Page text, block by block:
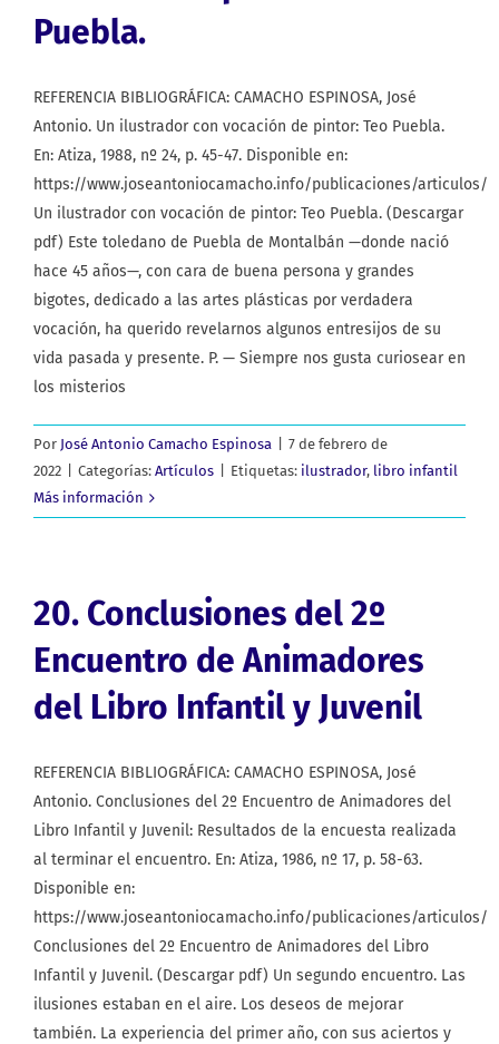
Puebla.
REFERENCIA BIBLIOGRÁFICA: CAMACHO ESPINOSA, José
Antonio. Un ilustrador con vocación de pintor: Teo Puebla.
En: Atiza, 1988, nº 24, p. 45-47. Disponible en:
https://www.joseantoniocamacho.info/publicaciones/articulos/
Un ilustrador con vocación de pintor: Teo Puebla. (Descargar
pdf) Este toledano de Puebla de Montalbán —donde nació
hace 45 años—, con cara de buena persona y grandes
bigotes, dedicado a las artes plásticas por verdadera
vocación, ha querido revelarnos algunos entresijos de su
vida pasada y presente. P. — Siempre nos gusta curiosear en
los misterios
Por José Antonio Camacho Espinosa
7 de febrero de
2022
Categorías: Artículos Etiquetas: ilustrador, libro infantil
Más información
20. Conclusiones del 2º
Encuentro de Animadores
del Libro Infantil y Juvenil
REFERENCIA BIBLIOGRÁFICA: CAMACHO ESPINOSA, José
Antonio. Conclusiones del 2º Encuentro de Animadores del
Libro Infantil y Juvenil: Resultados de la encuesta realizada
al terminar el encuentro. En: Atiza, 1986, nº 17, p. 58-63.
Disponible en:
https://www.joseantoniocamacho.info/publicaciones/articulos/
Conclusiones del 2º Encuentro de Animadores del Libro
Infantil y Juvenil. (Descargar pdf) Un segundo encuentro. Las
ilusiones estaban en el aire. Los deseos de mejorar
también. La experiencia del primer año, con sus aciertos y